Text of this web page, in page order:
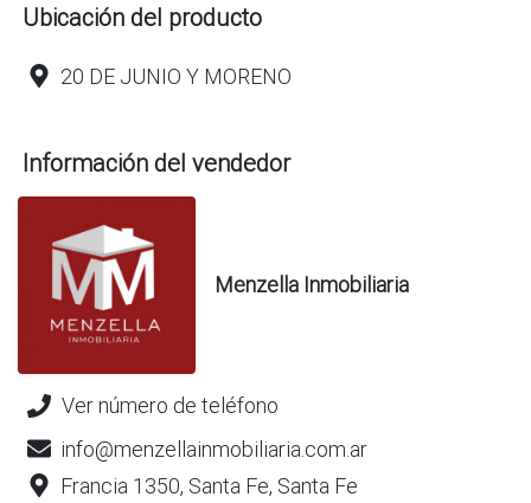
Ubicación del producto
20 DE JUNIO Y MORENO
Información del vendedor
Menzella Inmobiliaria
Ver número de teléfono
info@menzellainmobiliaria.com.ar
Francia 1350, Santa Fe, Santa Fe